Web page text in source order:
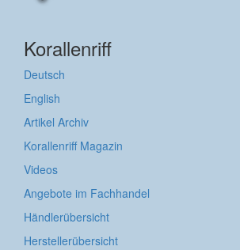
Korallenriff
Deutsch
English
Artikel Archiv
Korallenriff Magazin
Videos
Angebote im Fachhandel
Händlerübersicht
Herstellerübersicht